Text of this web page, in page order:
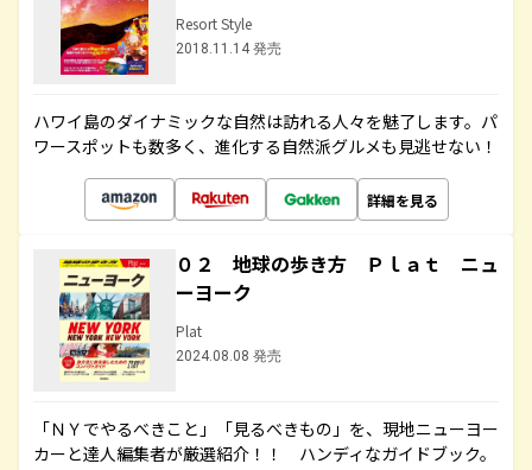
Resort Style
2018.11.14 発売
ハワイ島のダイナミックな自然は訪れる人々を魅了します。パ
ワースポットも数多く、進化する自然派グルメも見逃せない！
詳細を見る
０２ 地球の歩き方 Ｐｌａｔ ニュ
ーヨーク
Plat
2024.08.08 発売
「ＮＹでやるべきこと」「見るべきもの」を、現地ニューヨー
カーと達人編集者が厳選紹介！！ ハンディなガイドブック。